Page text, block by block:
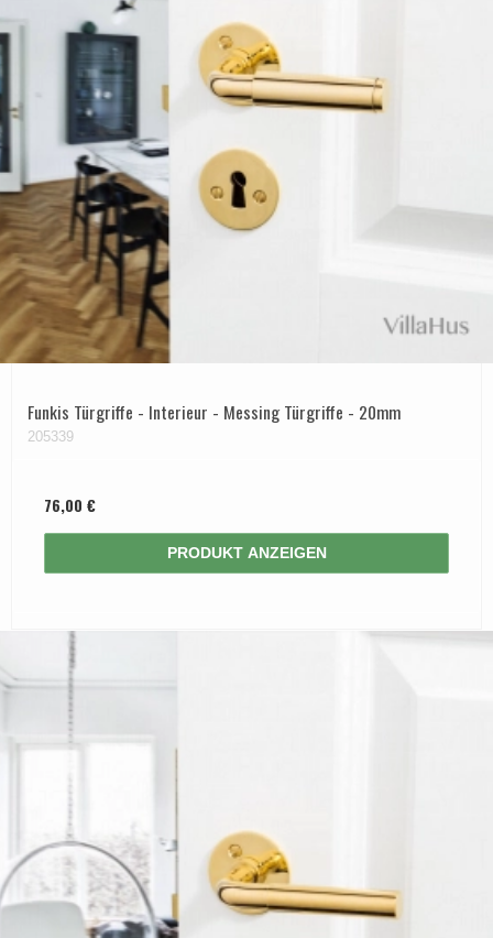
Funkis Türgriffe - Interieur - Messing Türgriffe - 20mm
205339
76,00 €
PRODUKT ANZEIGEN